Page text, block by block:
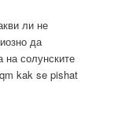
ли не
да
на солунските
kak se pishat